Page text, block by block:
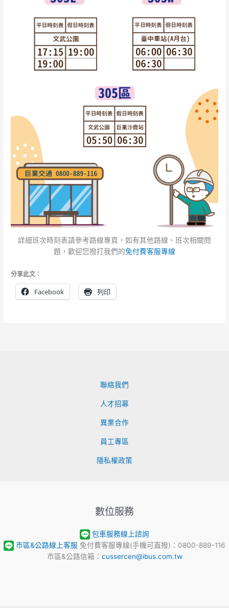
詳細班次時刻表請參考路線專頁，如有其他路線、班次相關問
題，歡迎您撥打我們的免付費客服專線
分享此文：
Facebook 列印
聯絡我們
人才招募
異業合作
員工專區
隱私權政策
數位服務
包車服務線上諮詢
市區&公路線上客服 免付費客服專線(手機可直撥)：0800-889-116
市區&公路信箱： cussercen@ibus.com.tw